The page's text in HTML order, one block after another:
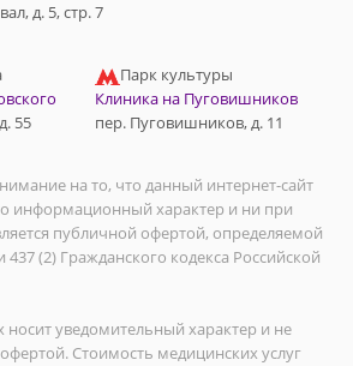
д. 5, стр. 7
55
Парк культуры
Клиника на Пуговишников
пер. Пуговишников, д. 11
на то, что данный интернет-сайт
информационный характер и ни при
публичной офертой, определяемой
(2) Гражданского кодекса Российской
уведомительный характер и не
Стоимость медицинских услуг